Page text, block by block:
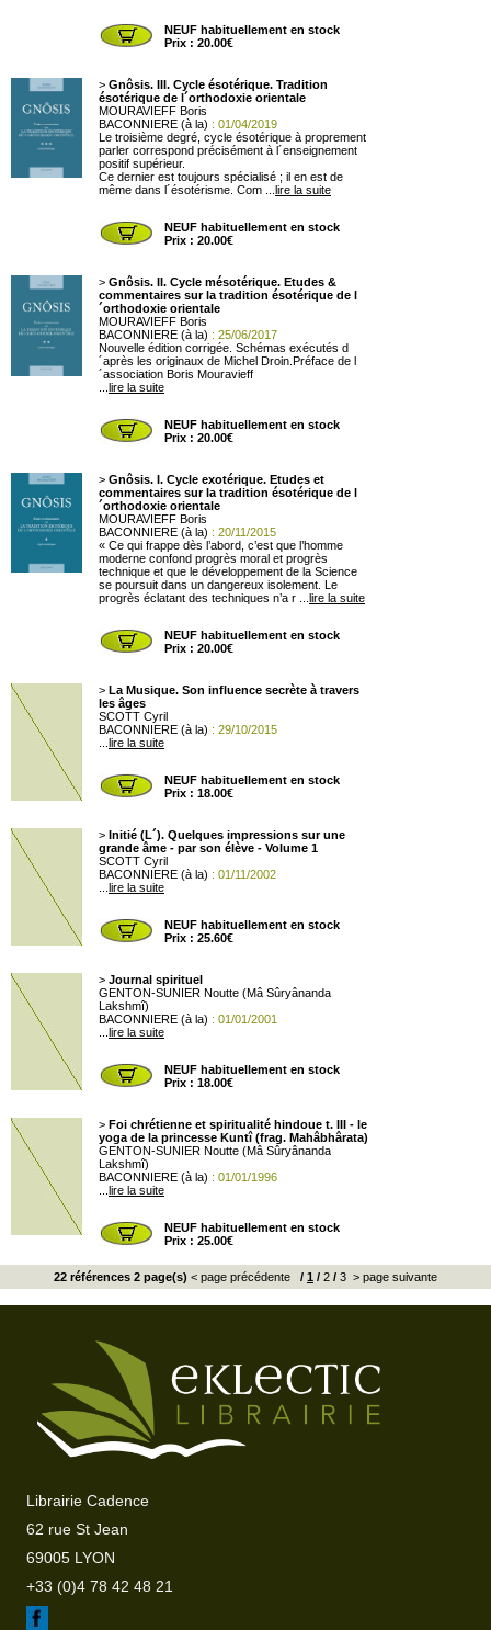
NEUF habituellement en stock
Prix : 20.00€
> Gnôsis. III. Cycle ésotérique. Tradition
ésotérique de l´orthodoxie orientale
MOURAVIEFF Boris
BACONNIERE (à la) : 01/04/2019
Le troisième degré, cycle ésotérique à proprement
parler correspond précisément à l´enseignement
positif supérieur.
Ce dernier est toujours spécialisé ; il en est de
même dans l´ésotérisme. Com ... lire la suite
NEUF habituellement en stock
Prix : 20.00€
> Gnôsis. II. Cycle mésotérique. Etudes &
commentaires sur la tradition ésotérique de l
´orthodoxie orientale
MOURAVIEFF Boris
BACONNIERE (à la) : 25/06/2017
Nouvelle édition corrigée. Schémas exécutés d
´après les originaux de Michel Droin.Préface de l
´association Boris Mouravieff
lire la suite
NEUF habituellement en stock
Prix : 20.00€
> Gnôsis. I. Cycle exotérique. Etudes et
commentaires sur la tradition ésotérique de l
´orthodoxie orientale
MOURAVIEFF Boris
BACONNIERE (à la) : 20/11/2015
« Ce qui frappe dès l’abord, c’est que l’homme
moderne confond progrès moral et progrès
technique et que le développement de la Science
se poursuit dans un dangereux isolement. Le
progrès éclatant des techniques n’a r ... lire la suite
NEUF habituellement en stock
Prix : 20.00€
> La Musique. Son influence secrète à travers
les âges
SCOTT Cyril
BACONNIERE (à la) : 29/10/2015
lire la suite
NEUF habituellement en stock
Prix : 18.00€
> Initié (L´). Quelques impressions sur une
grande âme - par son élève - Volume 1
SCOTT Cyril
BACONNIERE (à la) : 01/11/2002
lire la suite
NEUF habituellement en stock
Prix : 25.60€
> Journal spirituel
GENTON-SUNIER Noutte (Mâ Sûryânanda
Lakshmî)
BACONNIERE (à la) : 01/01/2001
lire la suite
NEUF habituellement en stock
Prix : 18.00€
> Foi chrétienne et spiritualité hindoue t. III - le
yoga de la princesse Kuntî (frag. Mahâbhârata)
GENTON-SUNIER Noutte (Mâ Sûryânanda
Lakshmî)
BACONNIERE (à la) : 01/01/1996
lire la suite
NEUF habituellement en stock
Prix : 25.00€
22 références 2 page(s) < page précédente / 1 / 2 / 3 > page suivante
Librairie Cadence
62 rue St Jean
69005 LYON
+33 (0)4 78 42 48 21